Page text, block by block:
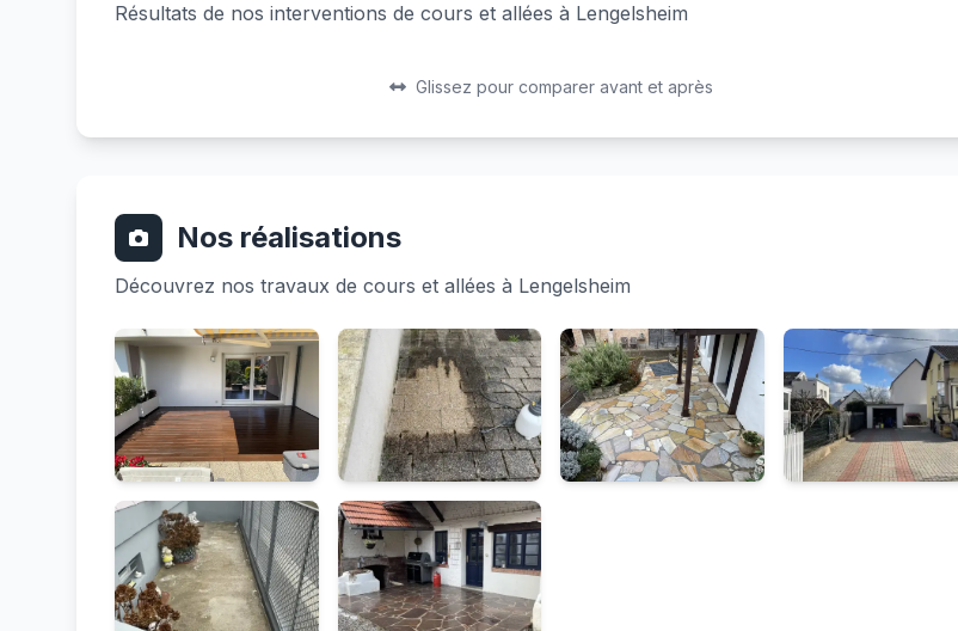
Résultats de nos interventions de cours et allées à Lengelsheim
Après Avant
Glissez pour comparer avant et après
Nos réalisations
Découvrez nos travaux de cours et allées à Lengelsheim